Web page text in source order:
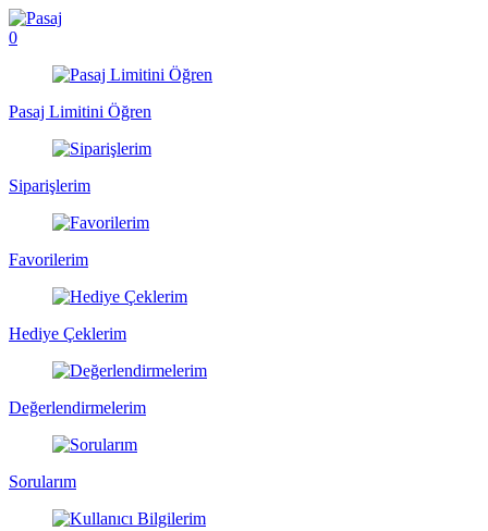
0
Pasaj Limitini Öğren
Siparişlerim
Favorilerim
Hediye Çeklerim
Değerlendirmelerim
Sorularım